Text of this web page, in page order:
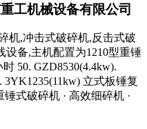
工机械设备有限公司
机,冲击式破碎机,反击式破
设备,主机配置为1210型重锤
50. GZD8530(4.4kw).
3YK1235(11kw) 立式板锤复
式破碎机 · 高效细碎机 ·